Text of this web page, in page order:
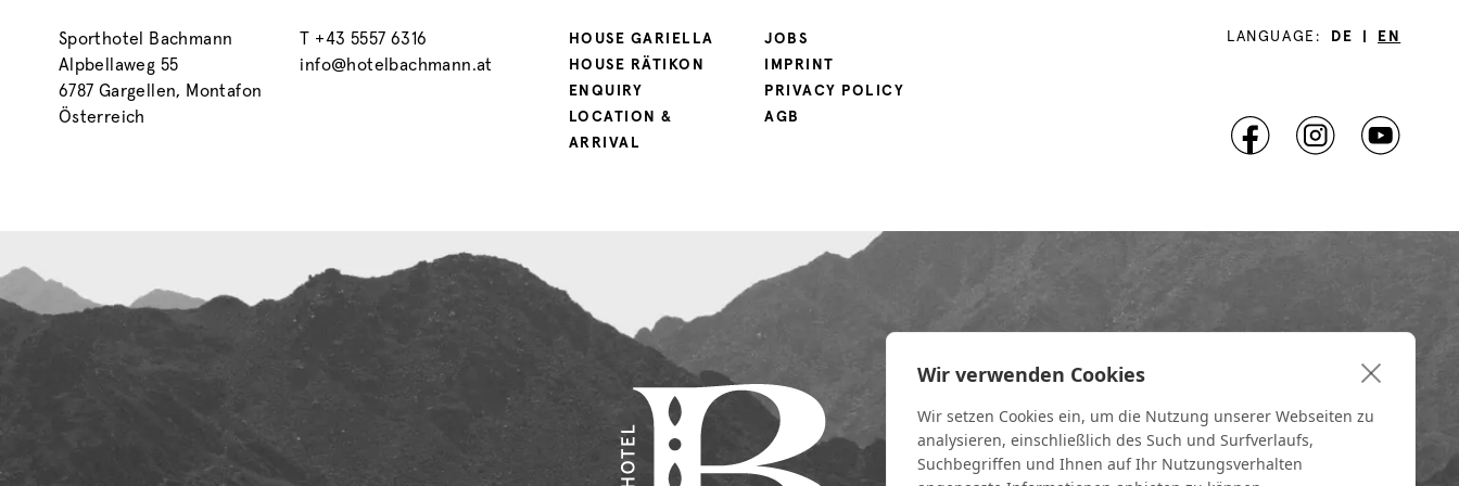
Sporthotel Bachmann
Alpbellaweg 55
6787 Gargellen, Montafon
Österreich
T +43 5557 6316
info@hotelbachmann.at
HOUSE GARIELLA
HOUSE RÄTIKON
ENQUIRY
LOCATION &
ARRIVAL
JOBS
IMPRINT
PRIVACY POLICY
AGB
LANGUAGE: DE | EN
Wir verwenden Cookies
Wir setzen Cookies ein, um die Nutzung unserer Webseiten zu
analysieren, einschließlich des Such und Surfverlaufs,
Suchbegriffen und Ihnen auf Ihr Nutzungsverhalten